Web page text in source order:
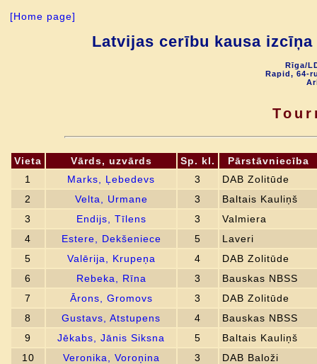
[Home page]
Latvijas cerību kausa
Rīga/
Rapid, 64-
Vieta Vārds, uzvārds Sp. kl.
Pārstāvniecība
1
Marks, Ļebedevs 3
DAB Zolitūde
2
Velta, Urmane 3
Baltais Kauliņš
3
Endijs, Tīlens 3
Valmiera
4
Estere, Dekšeniece 5
Laveri
5
Valērija, Krupeņa 4
DAB Zolitūde
6
Rebeka, Rīna 3
Bauskas NBSS
7
Ārons, Gromovs 3
DAB Zolitūde
8
Gustavs, Atstupens 4
Bauskas NBSS
9
Jēkabs, Jānis Siksna 5
Baltais Kauliņš
10
Veronika, Voroņina 3
DAB Baloži